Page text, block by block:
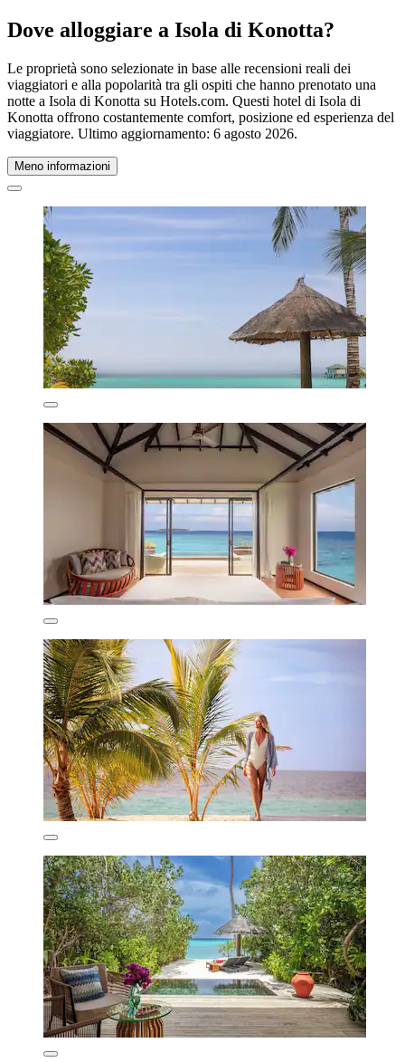
Dove alloggiare a Isola di Konotta?
Le proprietà sono selezionate in base alle recensioni reali dei
viaggiatori e alla popolarità tra gli ospiti che hanno prenotato una
notte a Isola di Konotta su Hotels.com. Questi hotel di Isola di
Konotta offrono costantemente comfort, posizione ed esperienza del
viaggiatore. Ultimo aggiornamento: 6 agosto 2026.
Meno informazioni